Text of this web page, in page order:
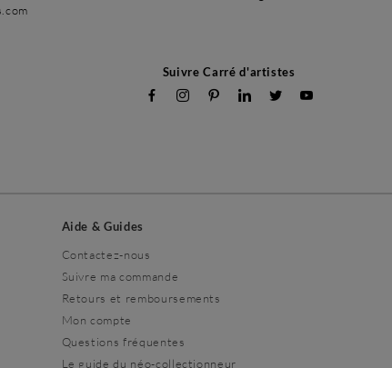
Suivre Carré d'artistes
Aide & Guides
Contactez-nous
Suivre ma commande
Retours et remboursements
Mon compte
Questions fréquentes
Le guide du néo-collectionneur